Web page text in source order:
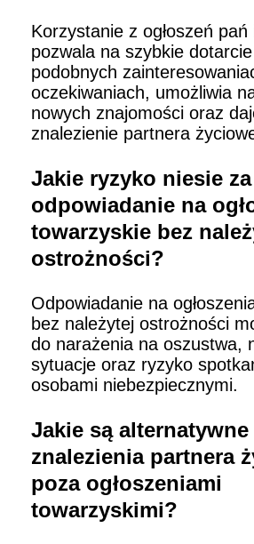
Korzystanie z ogłoszeń pań
pozwala na szybkie
podobnych
oczekiwaniach, umożliwia
nowych znajomości oraz
znalezienie partnera
Jakie ryzyko niesie
odpowiadanie na
towarzyskie bez
ostrożności?
Odpowiadanie na
bez należytej ostrożności
do narażenia na oszustwa,
sytuacje oraz ryzyko
osobami niebezpiecznymi.
Jakie są
znalezienia partnera
poza ogłoszeniami
towarzyskimi?